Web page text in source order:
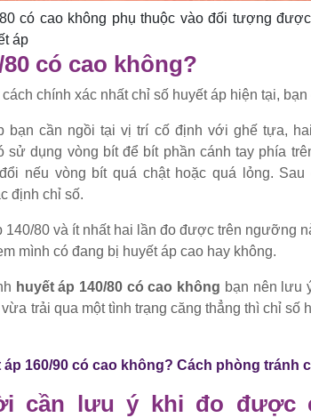
có cao không phụ thuộc vào đối tượng
áp
có cao không?
chính xác nhất chỉ số huyết áp hiện tại,
bạn cần ngồi tại vị trí cố định với ghế tựa,
sử dụng vòng bít để bít phần cánh tay phía
nếu vòng bít quá chật hoặc quá lỏng.
định chỉ số.
140/80 và ít nhất hai lần đo được trên ngưỡng
mình có đang bị huyết áp cao hay không.
huyết áp 140/80 có cao không bạn nên lưu
trải qua một tình trạng căng thẳng thì chỉ số
áp 160/90 có cao không? Cách phòng tránh
cần lưu ý khi đo được